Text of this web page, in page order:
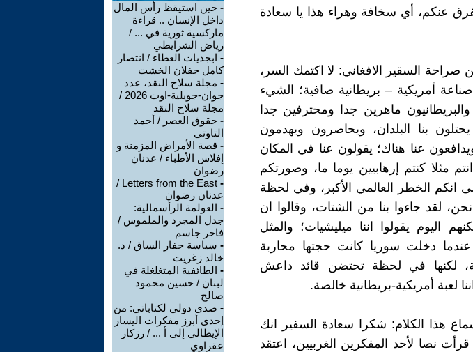
عنكم، أي سخافة وهراء هذا يا سعادة
صراحة السقير الافغاني: لا اكتمك السر،
أمريكية – بريطانية صافية؛ الشيء
ماهرين جدا ومحترفين جدا
بنا البلدان، ويحاصرون ويهدمون
عنا هناك؛ يقولون عنا في المكان
مثلا كنتم إرهابيين يوما ما، وصورتكم
انكم الخطر العالمي الأكبر، وفي لحظة
لقد جاءوا بنا من الشتات، وقالوا ان
اليوم يقولوا اننا ميليشيات؛ والمثل
عندما دخلت سوريا كانت حجتها محاربة
لكنها في لحظة تحتضن قائد داعش
لعبة أمريكية-بريطانية خالصة.
هذا الكلام: شكرا سعادة السفير انك
نصا لأحد المفكرين الغربيين، اعتقد
- حين استيقظ رأس المال
داخل الإنسان .. قراءة
ماركسية ثورية في ... /
رياض الشرايطي
- ابجديات العطاء / انتصار
كامل جفلان الخشت
- مجلة سلاح النقد، عدد
جوان-جويلية-اوت 2026 /
مجلة سلاح النقد
- حقوق العصر / أحمد
التاوتي
- قصة الأمراض المزمنة و
إفلاس الأطباء / عدنان
رضوان
-
Letters from the East /
عدنان رضوان
- العولمة الرأسمالية:
جدل المجرد والملموس /
فاخر جاسم
- سياسة حفار الساق / د.
خالد زغريت
- الطائفية المتغلغلة في
لبنان / حسين محمود
صالح
- صدى دولي لكتاباتي: من
إحدى أبرز مفكرات اليسار
الإيطالي إلى أ ... / رزكار
عقراوي